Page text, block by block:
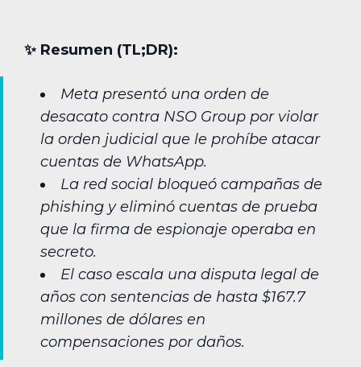
✨︎ Resumen (TL;DR):
Meta presentó una orden de
desacato contra NSO Group por violar
la orden judicial que le prohíbe atacar
cuentas de WhatsApp.
La red social bloqueó campañas de
phishing y eliminó cuentas de prueba
que la firma de espionaje operaba en
secreto.
El caso escala una disputa legal de
años con sentencias de hasta $167.7
millones de dólares en
compensaciones por daños.